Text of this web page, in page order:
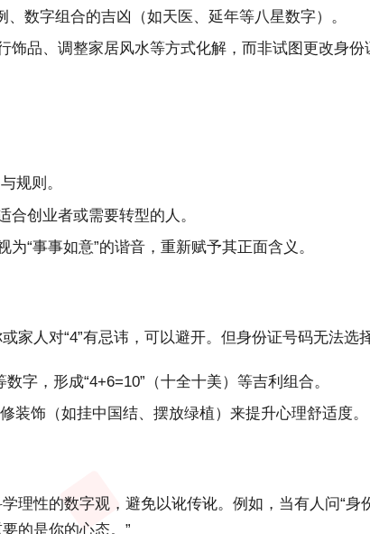
数字组合的吉凶（如天医、延年等八星数字）。
饰品、调整家居风水等方式化解，而非试图更改身份
规则。
合创业者或需要转型的人。
为“事事如意”的谐音，重新赋予其正面含义。
家人对“4”有忌讳，可以避开。但身份证号码无法选
数字，形成“4+6=10”（十全十美）等吉利组合。
装饰（如挂中国结、摆放绿植）来提升心理舒适度。
理性的数字观，避免以讹传讹。例如，当有人问“
的是你的心态。”